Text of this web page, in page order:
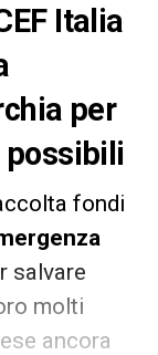
Italia
per
possibili
fondi
salvare
molti
ancora